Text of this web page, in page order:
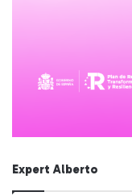
Expert Alberto